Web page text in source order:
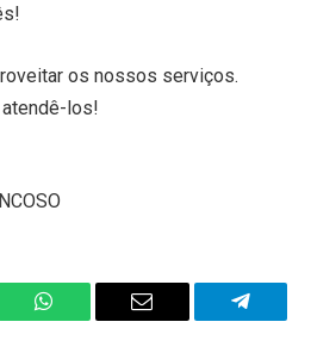
os nossos serviços.
los!
WhatsApp Email